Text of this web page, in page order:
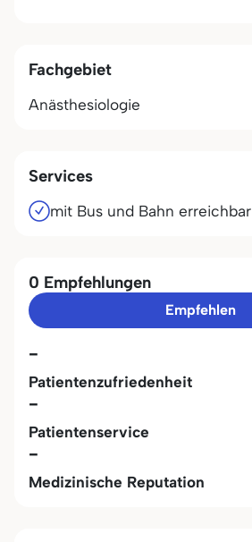
Fachgebiet
Anästhesiologie
Services
mit Bus und Bahn erreichbar
0 Empfehlungen
Empfehlen
-
Patientenzufriedenheit
-
Patientenservice
-
Medizinische Reputation